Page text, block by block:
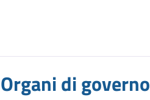
Organi di governo